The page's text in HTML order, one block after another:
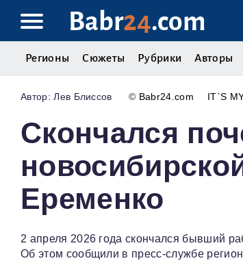
Babr24.com
Регионы Сюжеты Рубрики Авторы
Лев Блиссов © Babr24.com IT`S
Скончался
Еременко
2 апреля 2026 года скончался бывший
Об этом сообщили в пресс-службе